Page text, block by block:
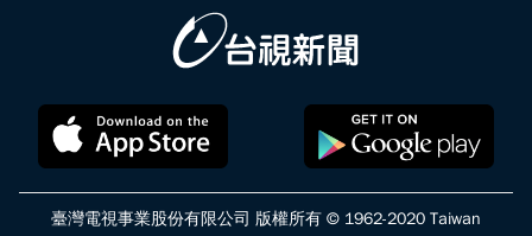
臺灣電視事業股份有限公司 版權所有 © 1962-2020 Taiwan